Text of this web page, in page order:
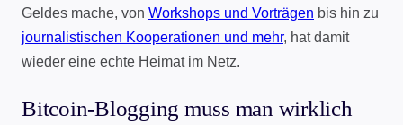
Geldes mache, von Workshops und Vorträgen bis hin zu
journalistischen Kooperationen und mehr, hat damit
wieder eine echte Heimat im Netz.
Bitcoin-Blogging muss man wirklich